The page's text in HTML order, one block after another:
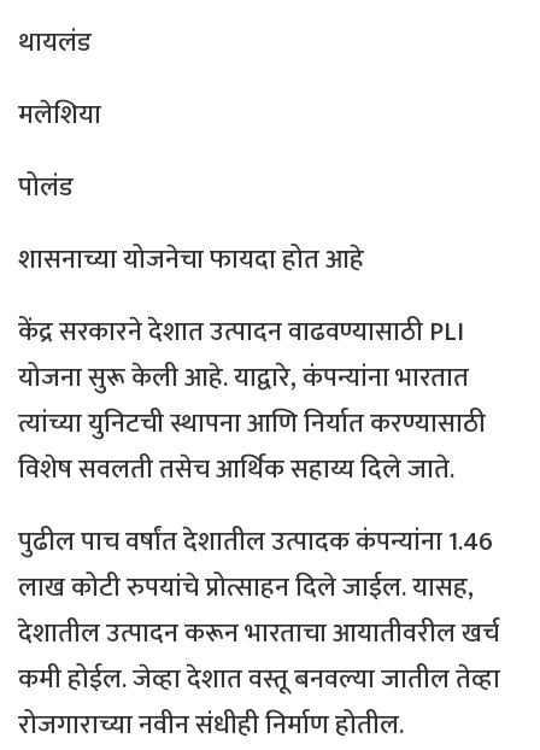
थायलंड
मलेशिया
पोलंड
शासनाच्या योजनेचा फायदा होत आहे
केंद्र सरकारने देशात उत्पादन वाढवण्यासाठी PLI
योजना सुरू केली आहे. याद्वारे, कंपन्यांना भारतात
त्यांच्या युनिटची स्थापना आणि निर्यात करण्यासाठी
विशेष सवलती तसेच आर्थिक सहाय्य दिले जाते.
पुढील पाच वर्षांत देशातील उत्पादक कंपन्यांना 1.46
लाख कोटी रुपयांचे प्रोत्साहन दिले जाईल. यासह,
देशातील उत्पादन करून भारताचा आयातीवरील खर्च
कमी होईल. जेव्हा देशात वस्तू बनवल्या जातील तेव्हा
रोजगाराच्या नवीन संधीही निर्माण होतील.